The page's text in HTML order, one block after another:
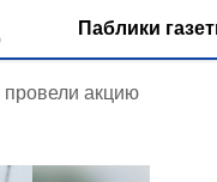
Паблики
провели акцию